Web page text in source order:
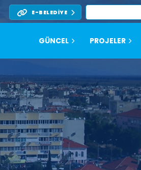
E-BELEDIYE
GÜNCEL PROJELER